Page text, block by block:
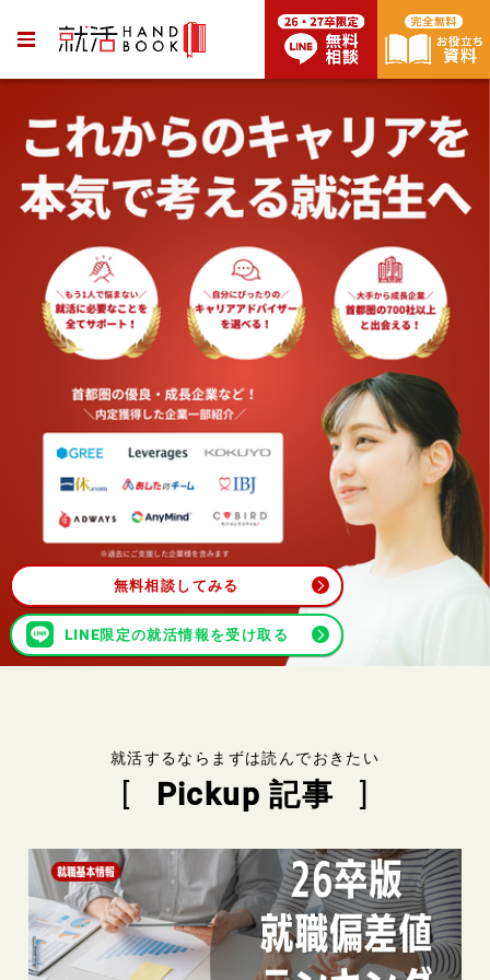
無料相談してみる
LINE限定の就活情報を受け取る
就活するならまずは読んでおきたい
Pickup 記事